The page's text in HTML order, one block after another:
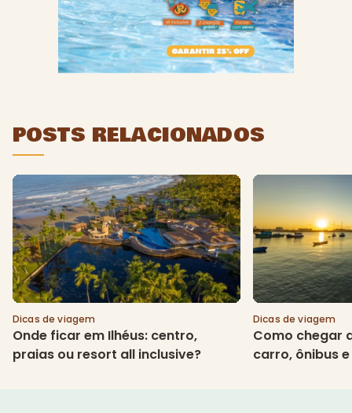
POSTS RELACIONADOS
Dicas de viagem
Onde ficar em Ilhéus: centro,
praias ou resort all inclusive?
Dicas de viagem
Como chegar
carro, ônibus